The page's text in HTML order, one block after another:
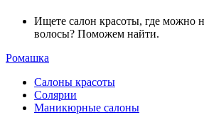
Ищете салон красоты, где можно
волосы? Поможем найти.
Ромашка
Салоны красоты
Солярии
Маникюрные салоны